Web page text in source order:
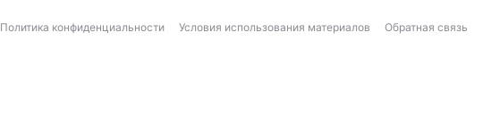
Политика конфиденциальности Условия использования материалов Обратная связь